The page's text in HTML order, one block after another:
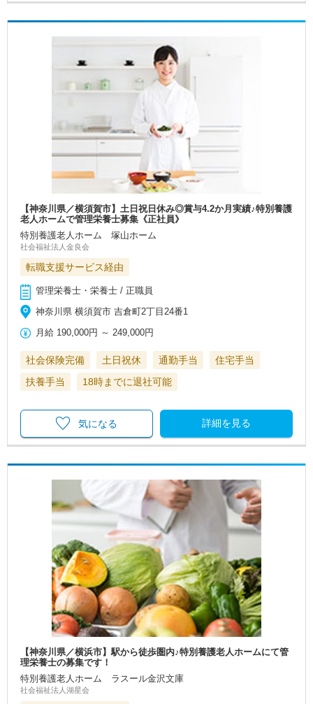
【神奈川県／横須賀市】土日祝日休み◎賞与4.2か月実績♪特別養護
老人ホームで管理栄養士募集《正社員》
特別養護老人ホーム 塚山ホーム
社会福祉法人金良会
転職支援サービス経由
管理栄養士・栄養士 / 正職員
神奈川県 横須賀市 吉倉町2丁目24番1
月給 190,000円 ～ 249,000円
社会保険完備 土日祝休 通勤手当
住宅手当
扶養手当
18時までに退社可能
詳細を見る
気になる
【神奈川県／横浜市】駅から徒歩圏内♪特別養護老人ホームにて管
理栄養士の募集です！
特別養護老人ホーム ラスール金沢文庫
社会福祉法人湖星会